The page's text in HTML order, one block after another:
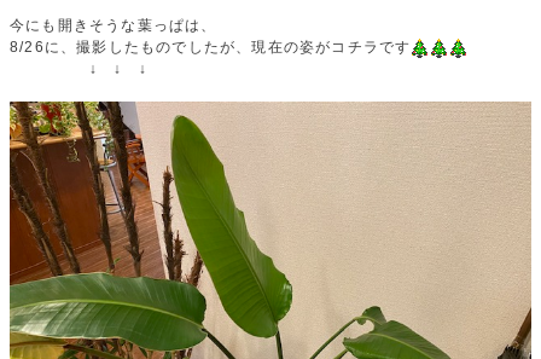
今にも開きそうな葉っぱは、
8/26に、撮影したものでしたが、現在の姿がコチラです
↓ ↓ ↓